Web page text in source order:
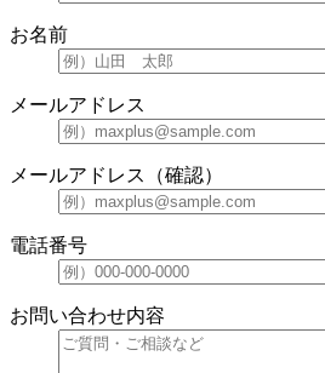
お名前
メールアドレス
メールアドレス（確認）
電話番号
お問い合わせ内容